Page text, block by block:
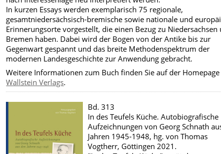
In kurzen Essays werden exemplarisch 75 regionale,
gesamtniedersächsisch-bremische sowie nationale und
Erinnerungsorte vorgestellt, die einen Bezug zu Niedersachsen
Bremen haben. Dabei wird der Bogen von der Antike bis zur
Gegenwart gespannt und das breite Methodenspektrum der
modernen Landesgeschichte zur Anwendung gebracht.
Weitere Informationen zum Buch finden Sie auf der Homepage
Wallstein Verlags.
Bd. 313
In des Teufels Küche. Autobiografische
Aufzeichnungen von Georg Schnath
Jahren 1945-1948, hg. von Thomas
Vogtherr, Göttingen 2021.